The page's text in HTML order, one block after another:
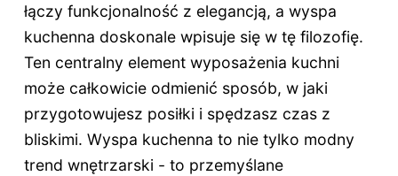
łączy funkcjonalność z elegancją, a wyspa
kuchenna doskonale wpisuje się w tę filozofię.
Ten centralny element wyposażenia kuchni
może całkowicie odmienić sposób, w jaki
przygotowujesz posiłki i spędzasz czas z
bliskimi. Wyspa kuchenna to nie tylko modny
trend wnętrzarski - to przemyślane